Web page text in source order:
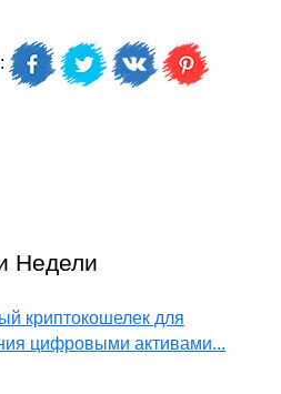
Недели
криптокошелек для
цифровыми активами...